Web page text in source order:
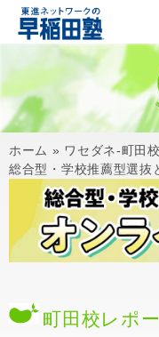
ホーム » ワセダネ-町田校
総合型・学校推薦型選抜
町田校レポ